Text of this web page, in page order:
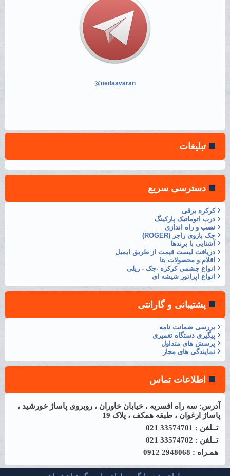
@nedaavaran
تبلیغات
دسترسی سریع
کرکره برقی
درب اتوماتیک پارکینگ
نصب و راه اندازی
جک بازوی راجر (ROGER)
آشنایی با برندها
دریافت لیست قیمت از طریق ایمیل
اقلام و محصولات بتا
انواع چشمی کرکره -جک - ریلی
انواع اپراتور شیشه ای
پشتیبانی و گارانتی
بررسی ضمانت نامه
پیگیری دستگاه تعمیری
پرسش های متداول
نمایندگی های مجاز
اطلاعات تماس
آدرس: سه راه افسریه ، خیابان خاوران ، روبروی پاساژ خورشید ،
پاساژ ارغوان ، طبقه همکف ، پلاک 19
تــلفن : 33574701 021
تــلفن : 33574702 021
همـراه : 2948068 0912